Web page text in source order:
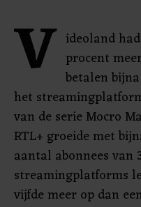
V ideoland
procent
betalen
het
van de serie Mocro
RTL+ groeide met
aantal abonnees van
streamingplatforms
vijfde meer op dan